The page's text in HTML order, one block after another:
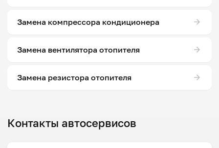
Замена компрессора кондиционера
Замена вентилятора отопителя
Замена резистора отопителя
Контакты автосервисов